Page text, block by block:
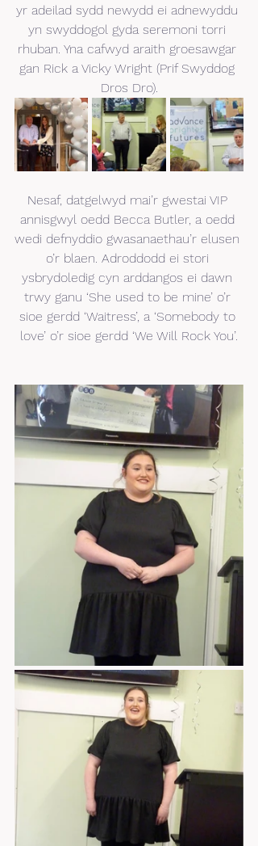
yr adeilad sydd newydd ei adnewyddu
yn swyddogol gyda seremoni torri
rhuban. Yna cafwyd araith groesawgar
gan Rick a Vicky Wright (Prif Swyddog
Dros Dro).
Nesaf, datgelwyd mai’r gwestai VIP
annisgwyl oedd Becca Butler, a oedd
wedi defnyddio gwasanaethau’r elusen
o’r blaen. Adroddodd ei stori
ysbrydoledig cyn arddangos ei dawn
trwy ganu ‘She used to be mine’ o’r
sioe gerdd ‘Waitress’, a ‘Somebody to
love’ o’r sioe gerdd ‘We Will Rock You’.